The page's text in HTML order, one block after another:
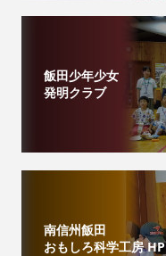
飯田少年少女
発明クラブ
南信州飯田
おもしろ科学工房 HP